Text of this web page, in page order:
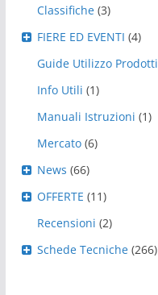
Classifiche (3)
FIERE ED EVENTI (4)
Guide Utilizzo Prodotti
Info Utili (1)
Manuali Istruzioni (1)
Mercato (6)
News (66)
OFFERTE (11)
Recensioni (2)
Schede Tecniche (266)